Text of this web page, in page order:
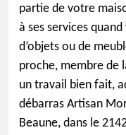
partie de votre
à ses services
d’objets ou de
proche, membre de
un travail bien fait,
débarras Artisan
Beaune, dans le